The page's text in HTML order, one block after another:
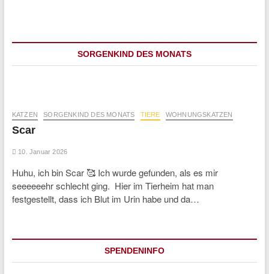
SORGENKIND DES MONATS
KATZEN SORGENKIND DES MONATS TIERE WOHNUNGSKATZEN
Scar
10. Januar 2026
Huhu, ich bin Scar 🥰 Ich wurde gefunden, als es mir
seeeeeehr schlecht ging. Hier im Tierheim hat man
festgestellt, dass ich Blut im Urin habe und da…
SPENDENINFO